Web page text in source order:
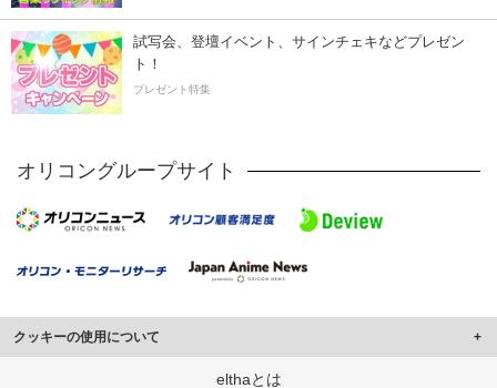
試写会、登壇イベント、サインチェキなどプレゼン
ト！
プレゼント特集
オリコングループサイト
クッキーの使用について
このサイトでは Cookie を使用して、ユーザーに合わせたコンテンツや広告の
elthaとは